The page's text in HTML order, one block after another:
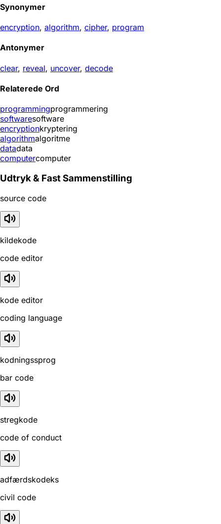
Synonymer
encryption, algorithm, cipher, program
Antonymer
clear, reveal, uncover, decode
Relaterede Ord
programmingprogrammering
softwaresoftware
encryptionkryptering
algorithmalgoritme
datadata
computercomputer
Udtryk & Fast Sammenstilling
source code
kildekode
code editor
kode editor
coding language
kodningssprog
bar code
stregkode
code of conduct
adfærdskodeks
civil code